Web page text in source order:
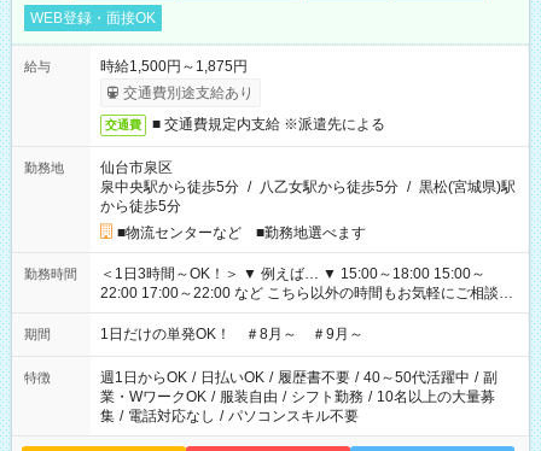
WEB登録・面接OK
給与
時給1,500円～1,875円
交通費別途支給あり
交通費 ■ 交通費規定内支給 ※派遣先による
勤務地
仙台市泉区
泉中央駅から徒歩5分 / 八乙女駅から徒歩5分 / 黒松(宮城県)駅
から徒歩5分
■物流センターなど ■勤務地選べます
勤務時間
＜1日3時間～OK！＞ ▼ 例えば… ▼ 15:00～18:00 15:00～
22:00 17:00～22:00 など こちら以外の時間もお気軽にご相談く
ださい！
期間 1日だけの単発OK！ ＃8月～ ＃9月～
特徴 週1日からOK / 日払いOK / 履歴書不要 / 40～50代活躍中 / 副
業・WワークOK / 服装自由 / シフト勤務 / 10名以上の大量募
集 / 電話対応なし / パソコンスキル不要